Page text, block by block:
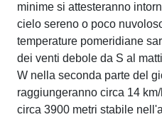
minime si attesteranno
cielo sereno o poco
temperature pomeridiane
dei venti debole da S al
W nella seconda parte del
raggiungeranno circa 14
circa 3900 metri stabile